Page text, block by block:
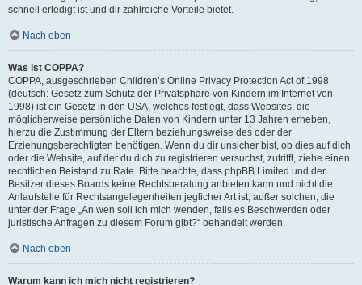
schnell erledigt ist und dir zahlreiche Vorteile bietet.
Nach oben
Was ist COPPA?
COPPA, ausgeschrieben Children’s Online Privacy Protection Act of 1998
(deutsch: Gesetz zum Schutz der Privatsphäre von Kindern im Internet von
1998) ist ein Gesetz in den USA, welches festlegt, dass Websites, die
möglicherweise persönliche Daten von Kindern unter 13 Jahren erheben,
hierzu die Zustimmung der Eltern beziehungsweise des oder der
Erziehungsberechtigten benötigen. Wenn du dir unsicher bist, ob dies auf dich
oder die Website, auf der du dich zu registrieren versuchst, zutrifft, ziehe einen
rechtlichen Beistand zu Rate. Bitte beachte, dass phpBB Limited und der
Besitzer dieses Boards keine Rechtsberatung anbieten kann und nicht die
Anlaufstelle für Rechtsangelegenheiten jeglicher Art ist; außer solchen, die
unter der Frage „An wen soll ich mich wenden, falls es Beschwerden oder
juristische Anfragen zu diesem Forum gibt?“ behandelt werden.
Nach oben
Warum kann ich mich nicht registrieren?